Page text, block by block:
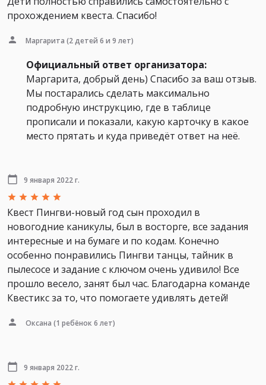
прохождением квеста. Спасибо!
Маргарита (2 детей 6 и 9 лет)
Официальный ответ организатора:
Маргарита, добрый день) Спасибо за ваш отзыв.
Мы постарались сделать максимально
подробную инструкцию, где в таблице
прописали и показали, какую карточку в какое
место прятать и куда приведёт ответ на неё.
9 января 2022 г.
Квест Пингви-новый год сын проходил в
новогодние каникулы, был в восторге, все задания
интересные и на бумаге и по кодам. Конечно
особенно понравились Пингви танцы, тайник в
пылесосе и задание с ключом очень удивило! Все
прошло весело, занят был час. Благодарна команде
Квестикс за то, что помогаете удивлять детей!
Оксана (1 ребёнок 6 лет)
9 января 2022 г.